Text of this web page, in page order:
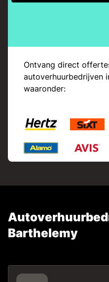
Ontvang direct
autoverhuurbedrijven
waaronder:
Barthelemy